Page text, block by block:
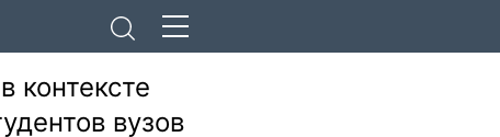
контексте
вузов